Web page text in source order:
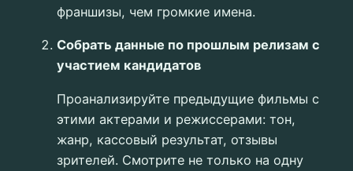
франшизы, чем громкие имена.
Собрать данные по прошлым релизам с
участием кандидатов
Проанализируйте предыдущие фильмы с
этими актерами и режиссерами: тон,
жанр, кассовый результат, отзывы
зрителей. Смотрите не только на одну